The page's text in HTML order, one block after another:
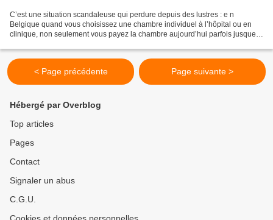
C’est une situation scandaleuse qui perdure depuis des lustres : e n
Belgique quand vous choisissez une chambre individuel à l’hôpital ou en
clinique, non seulement vous payez la chambre aujourd’hui parfois jusque
< Page précédente Page suivante >
Hébergé par Overblog
Top articles
Pages
Contact
Signaler un abus
C.G.U.